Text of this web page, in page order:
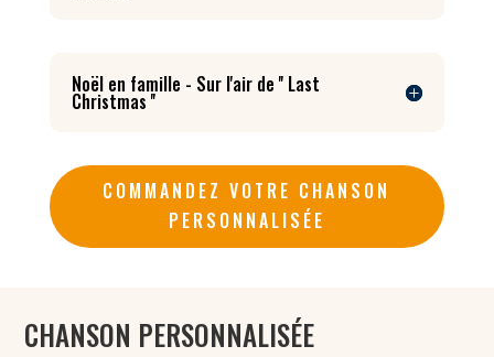
Noël en famille - Sur l'air de '' Last
Christmas ''
COMMANDEZ VOTRE CHANSON
PERSONNALISÉE
CHANSON PERSONNALISÉE